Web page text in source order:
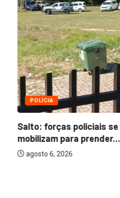
POLÍCIA
Salto: forças policiais se
mobilizam para prender...
agosto 6, 2026